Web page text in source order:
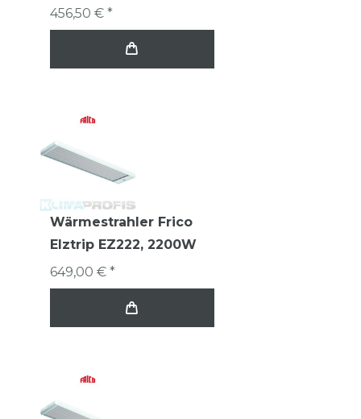
456,50 € *
Wärmestrahler Frico
Elztrip EZ222, 2200W
649,00 € *